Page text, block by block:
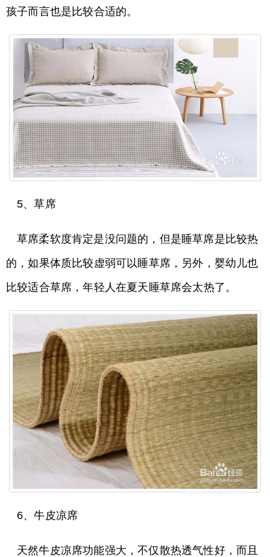
孩子而言也是比较合适的。
5、草席
草席柔软度肯定是没问题的，但是睡草席是比较热
的，如果体质比较虚弱可以睡草席，另外，婴幼儿也
比较适合草席，年轻人在夏天睡草席会太热了。
6、牛皮凉席
天然牛皮凉席功能强大，不仅散热透气性好，而且